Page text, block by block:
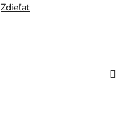
Zdieľať